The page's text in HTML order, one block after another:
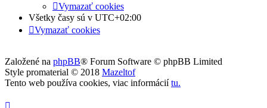
Vymazať cookies
Všetky časy sú v UTC+02:00
Vymazať cookies
Založené na phpBB® Forum Software © phpBB Limited
Style promaterial © 2018 Mazeltof
Tento web používa cookies, viac informáciítu.